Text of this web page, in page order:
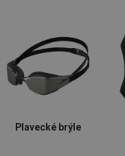
Plavecké brýle